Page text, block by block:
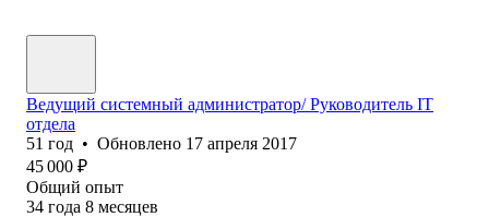
Ведущий системный администратор/ Руководитель IT
отдела
51 год • Обновлено 17 апреля 2017
45 000 ₽
Общий опыт
34 года 8 месяцев